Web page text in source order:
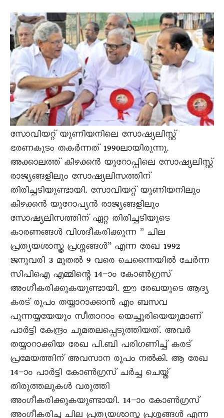
സോവിയറ്റ് യൂണിയനിലെ സോഷ്യലിസ്റ്റ്
ഭരണകൂടം തകര്‍ന്നത് 1990ലായിരുന്നു.
അക്കാലത്ത് കിഴക്കന്‍ യൂറോപ്പിലെ സോഷ്യലിസ്റ്റ്
രാജ്യങ്ങളിലും സോഷ്യലിസത്തിന്
തിരിച്ചടിയുണ്ടായി. സോവിയറ്റ് യൂണിയനിലും
കിഴക്കന്‍ യൂറോപ്യന്‍ രാജ്യങ്ങളിലും
സോഷ്യലിസത്തിന് ഏറ്റ തിരിച്ചടിയുടെ
കാരണങ്ങള്‍ വിശദീകരിക്കുന്ന ” ചില
പ്രത്യയശാസ്ത്ര പ്രശ്നങ്ങള്‍” എന്ന രേഖ 1992
ജനുവരി 3 മുതല്‍ 9 വരെ ചെന്നൈയില്‍ ചേര്‍ന്ന
സിപിഐ എമ്മിന്റെ 14–ാം കോണ്‍ഗ്രസ്
അംഗീകരിക്കുകയുണ്ടായി. ഈ രേഖയുടെ ആദ്യ
കരട് രൂപം തയ്യാറാക്കാന്‍ എം ബസവ
പുന്നയ്യയേയും സീതാറാം യെച്ചൂരിയെയുമാണ്
പാര്‍ട്ടി കേന്ദ്രം ചുമതലപ്പെടുത്തിയത്. അവര്‍
തയ്യാറാക്കിയ രേഖ പി.ബി പരിഗണിച്ച് കരട്
പ്രമേയത്തിന് അവസാന രൂപം നല്‍കി. ആ രേഖ
14–ാം പാര്‍ട്ടി കോണ്‍ഗ്രസ് ചര്‍ച്ച ചെയ്ത്
തിരുത്തലുകള്‍ വരുത്തി
അംഗീകരിക്കുകയുണ്ടായി. 14–ാം കോണ്‍ഗ്രസ്